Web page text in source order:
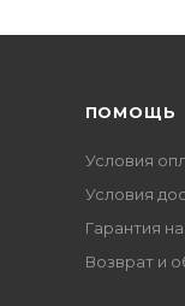
ПОМОЩЬ
Условия
Условия
Гарантия
Возврат и